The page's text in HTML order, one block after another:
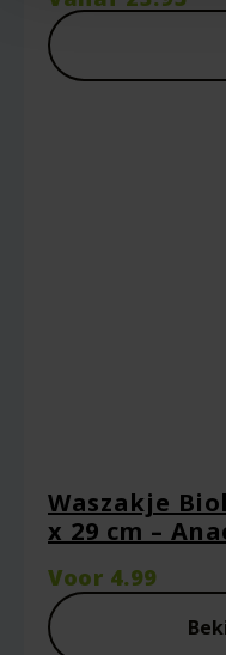
Waszakje
x 29 cm –
Voor 4.99